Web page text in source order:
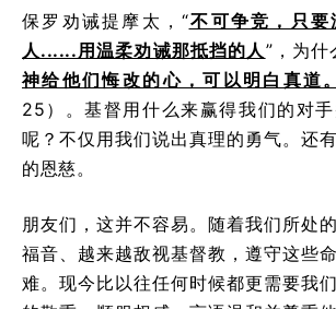
保罗劝诫提摩太，“不可争竞，只
人......用温柔劝诫那抵挡的人 ”，为什
神给他们悔改的心，可以明白真道。
25）。基督用什么来赢得我们的对
呢？不仅用我们说出真理的勇气。还
的恩慈。
朋友们，这并不容易。随着我们所处
福音、越来越敌视基督教，遵守这些
难。现今比以往任何时候都更需要我